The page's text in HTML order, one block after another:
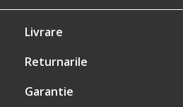
Livrare
Returnarile
Garantie